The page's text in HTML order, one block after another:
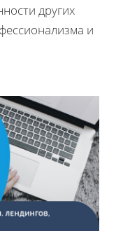
других
и